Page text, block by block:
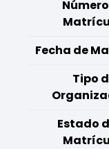
Fecha de
Tipo
Estado